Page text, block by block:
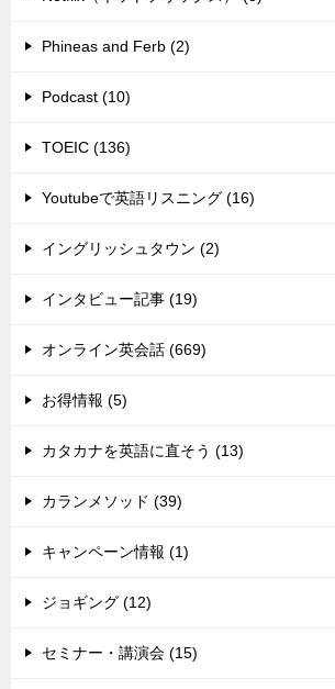
Phineas and Ferb (2)
Podcast (10)
TOEIC (136)
Youtubeで英語リスニング (16)
イングリッシュタウン (2)
インタビュー記事 (19)
オンライン英会話 (669)
お得情報 (5)
カタカナを英語に直そう (13)
カランメソッド (39)
キャンペーン情報 (1)
ジョギング (12)
セミナー・講演会 (15)